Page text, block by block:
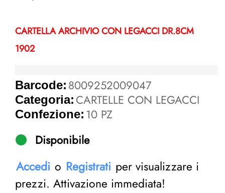
CARTELLA ARCHIVIO CON LEGACCI DR.8CM
1902
Barcode: 8009252009047
Categoria: CARTELLE CON LEGACCI
Confezione: 10 PZ
Disponibile
Accedi o Registrati per visualizzare i
prezzi. Attivazione immediata!